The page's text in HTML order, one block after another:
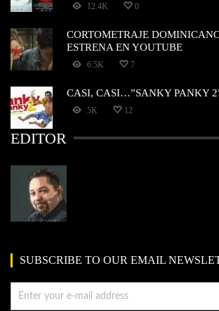
12.4K 0
CORTOMETRAJE
ESTRENA EN YOUTUBE
6.5K 7
CASI, CASI…”SANKY PANKY
5K 12
EDITOR
SUBSCRIBE TO OUR EMAIL